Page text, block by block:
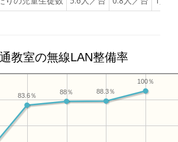
教室の無線LAN整備率
100％
88.3％
88％
83.6％